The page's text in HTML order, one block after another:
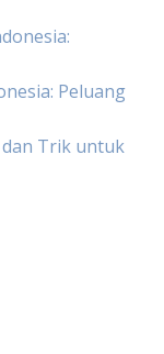
Peluang
Trik untuk